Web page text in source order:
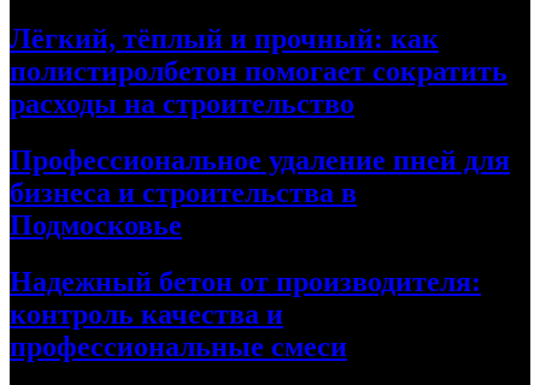
Лёгкий, тёплый и прочный: как
полистиролбетон помогает сократить
расходы на строительство
Профессиональное удаление пней для
бизнеса и строительства в
Подмосковье
Надежный бетон от производителя:
контроль качества и
профессиональные смеси